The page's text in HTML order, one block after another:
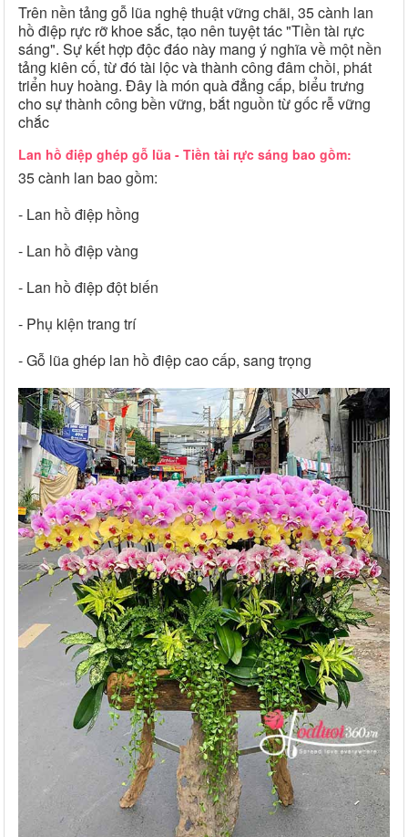
Trên nền tảng gỗ lũa nghệ thuật vững chãi, 35 cành lan
hồ điệp rực rỡ khoe sắc, tạo nên tuyệt tác "Tiền tài rực
sáng". Sự kết hợp độc đáo này mang ý nghĩa về một nền
tảng kiên cố, từ đó tài lộc và thành công đâm chồi, phát
triển huy hoàng. Đây là món quà đẳng cấp, biểu trưng
cho sự thành công bền vững, bắt nguồn từ gốc rễ vững
chắc
Lan hồ điệp ghép gỗ lũa - Tiền tài rực sáng bao gồm:
35 cành lan bao gồm:
- Lan hồ điệp hồng
- Lan hồ điệp vàng
- Lan hồ điệp đột biến
- Phụ kiện trang trí
- Gỗ lũa ghép lan hồ điệp cao cấp, sang trọng